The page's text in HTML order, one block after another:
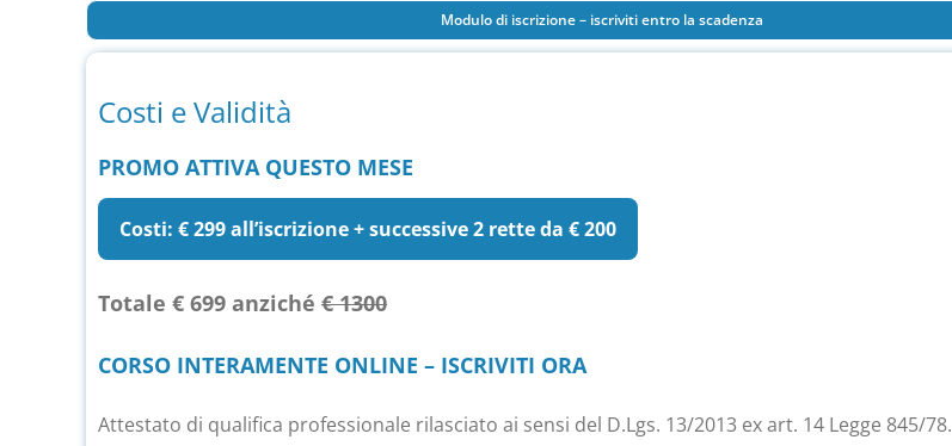
Modulo di iscrizione – iscriviti entro la scadenza
Costi e Validità
PROMO ATTIVA QUESTO MESE
Costi: € 299 all’iscrizione + successive 2 rette da € 200
Totale € 699 anziché € 1300
CORSO INTERAMENTE ONLINE – ISCRIVITI ORA
Attestato di qualifica professionale rilasciato ai sensi del D.Lgs. 13/2013 ex art. 14 Legge 845/78.